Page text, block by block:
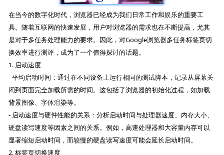
在当今的数字化时代，浏览器已经成为我们日常工作和娱乐的重要工
具。随着互联网的快速发展，用户对浏览器的需求也在不断提高，尤其
是对于多任务处理能力的要求。因此，对Google浏览器多任务标签页切
换效率进行测评，成为了一个值得探讨的话题。
1. 启动速度
- 平均启动时间：通过在不同设备上运行相同的测试脚本，记录从屏幕关
闭到页面完全加载所需的时间。这包括了浏览器的初始化过程，如加载
背景图像、字体渲染等。
- 启动速度与硬件性能的关系：分析启动时间与处理器速度、内存大小、
硬盘读写速度等因素之间的关系。例如，高速处理器和大容量内存可以
显著缩短启动时间，而较慢的硬盘读写速度可能会延长启动时间。
2. 标签页切换速度